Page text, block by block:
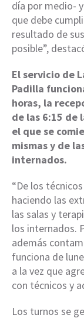
día por medio-
que debe
resultado de
posible”,
El servicio de
Padilla
horas, la
de las 6:15 de
el que se
mismas y de
internados.
“De los
haciendo las
las salas y
los internados.
además
funciona de
a la vez que
con técnicos y
Los turnos se